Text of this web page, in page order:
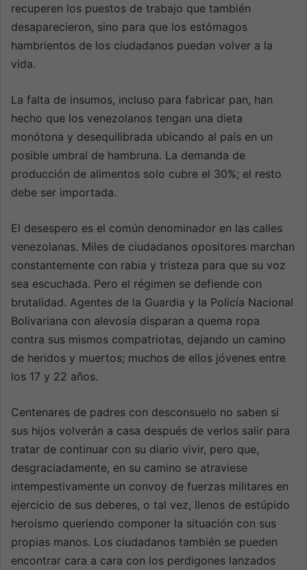
recuperen los puestos de trabajo que también
desaparecieron, sino para que los estómagos
hambrientos de los ciudadanos puedan volver a la
vida.
La falta de insumos, incluso para fabricar pan, han
hecho que los venezolanos tengan una dieta
monótona y desequilibrada ubicando al país en un
posible umbral de hambruna. La demanda de
producción de alimentos solo cubre el 30%; el resto
debe ser importada.
El desespero es el común denominador en las calles
venezolanas. Miles de ciudadanos opositores marchan
constantemente con rabia y tristeza para que su voz
sea escuchada. Pero el régimen se defiende con
brutalidad. Agentes de la Guardia y la Policía Nacional
Bolivariana con alevosía disparan a quema ropa
contra sus mismos compatriotas, dejando un camino
de heridos y muertos; muchos de ellos jóvenes entre
los 17 y 22 años.
Centenares de padres con desconsuelo no saben si
sus hijos volverán a casa después de verlos salir para
tratar de continuar con su diario vivir, pero que,
desgraciadamente, en su camino se atraviese
intempestivamente un convoy de fuerzas militares en
ejercicio de sus deberes, o tal vez, llenos de estúpido
heroísmo queriendo componer la situación con sus
propias manos. Los ciudadanos también se pueden
encontrar cara a cara con los perdigones lanzados